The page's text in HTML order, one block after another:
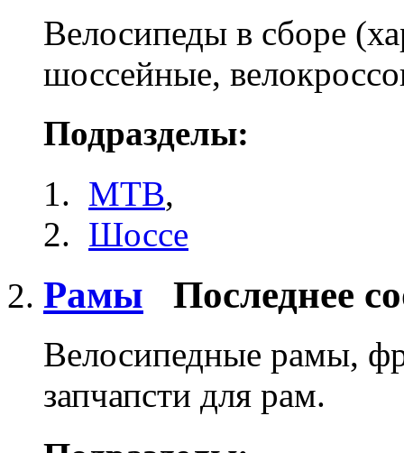
Велосипеды в сборе
шоссейные,
Подразделы:
MTB,
Шоссе
Рамы Последнее
Велосипедные рамы,
запчапсти для рам.